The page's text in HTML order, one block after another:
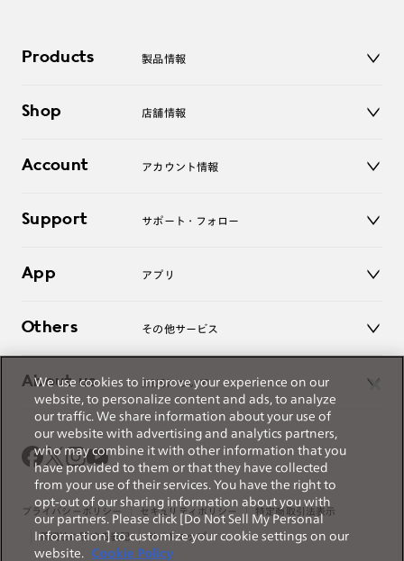
Products 製品情報
サングラス
コンタクトレンズ
アクセサリー
Shop 店舗情報
オンラインショップ
Account アカウント情報
ログアウト
Support サポート・フォロー
よくあるご質問
お問い合わせ
App アプリ
Others その他サービス
レンズ交換
オンラインギフト
価格案内
About us JINSについて
Magnify Life
会社概要
採用情報
法人のお客様
出店について
プライバシーポリシー セキュリティポリシー 特定商取引法表示
薬機法に関する表記 サイトマップ
We use cookies to improve your experience on our
website, to personalize content and ads, to analyze
our traffic. We share information about your use of
our website with advertising and analytics partners,
who may combine it with other information that you
have provided to them or that they have collected
from your use of their services. You have the right to
opt-out of our sharing information about you with
our partners. Please click [Do Not Sell My Personal
Information] to customize your cookie settings on our
website.
Cookie Policy